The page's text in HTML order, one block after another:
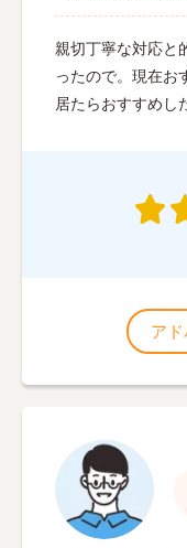
親切丁寧な対応と
ったので。現在お
居たらおすすめし
ア